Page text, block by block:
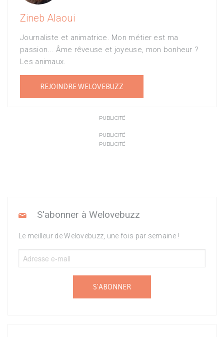
Zineb Alaoui
Journaliste et animatrice. Mon métier est ma
passion... Âme rêveuse et joyeuse, mon bonheur ?
Les animaux.
REJOINDRE WELOVEBUZZ
PUBLICITÉ
PUBLICITÉ
PUBLICITÉ
S'abonner à Welovebuzz
Le meilleur de Welovebuzz, une fois par semaine !
S'ABONNER